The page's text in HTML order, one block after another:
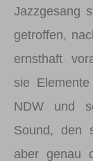
Jazzgesang
getroffen,
ernsthaft
sie
NDW und
Sound, den
aber genau